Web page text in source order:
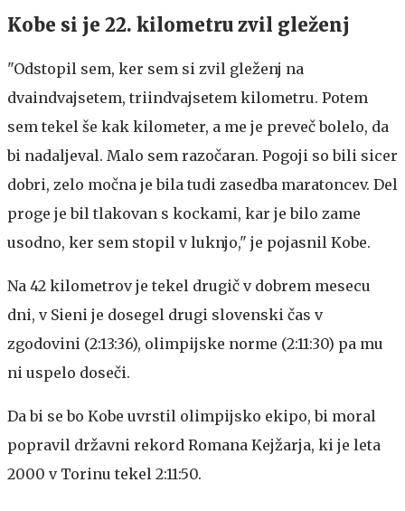
Kobe si je 22. kilometru zvil gleženj
"Odstopil sem, ker sem si zvil gleženj na
dvaindvajsetem, triindvajsetem kilometru. Potem
sem tekel še kak kilometer, a me je preveč bolelo, da
bi nadaljeval. Malo sem razočaran. Pogoji so bili sicer
dobri, zelo močna je bila tudi zasedba maratoncev. Del
proge je bil tlakovan s kockami, kar je bilo zame
usodno, ker sem stopil v luknjo," je pojasnil Kobe.
Na 42 kilometrov je tekel drugič v dobrem mesecu
dni, v Sieni je dosegel drugi slovenski čas v
zgodovini (2:13:36), olimpijske norme (2:11:30) pa mu
ni uspelo doseči.
Da bi se bo Kobe uvrstil olimpijsko ekipo, bi moral
popravil državni rekord Romana Kejžarja, ki je leta
2000 v Torinu tekel 2:11:50.